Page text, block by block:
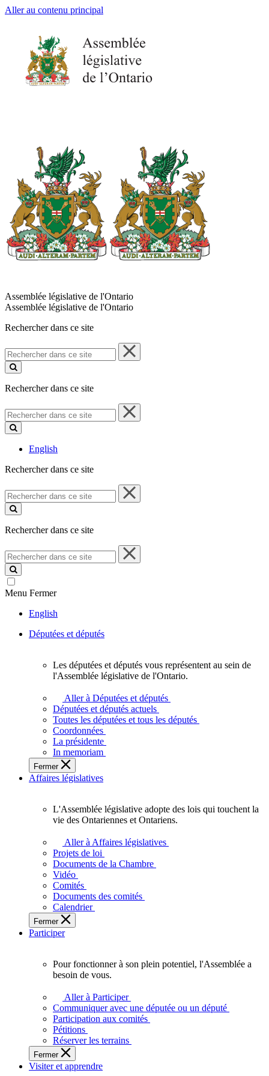
Aller au contenu principal
Assemblée législative de l'Ontario
Assemblée législative de l'Ontario
Rechercher dans ce site
Rechercher
dans
ce
Rechercher dans ce site
Rechercher
dans
ce
English
Rechercher dans ce site
Rechercher
dans
ce
Rechercher dans ce site
Rechercher
dans
ce
site
Menu Fermer
English
Députées et députés
députés
vous
représentent
sein
de
l'Assemblée
législative
l'Ontario.
Les députées et députés vous représentent au sein de
l'Assemblée législative de l'Ontario.
Aller à Députées et députés
Députées et députés actuels
Toutes les députées et tous les députés
Coordonnées
La présidente
In memoriam
Fermer
Affaires législatives
L'Assemblée
adopte
touchent
des
Ontariennes
et
L'Assemblée législative adopte des lois qui touchent la
vie des Ontariennes et Ontariens.
Aller à Affaires législatives
Projets de loi
Documents de la Chambre
Vidéo
Comités
Documents des comités
Calendrier
Fermer
Participer
plein
potentiel,
l'Assemblée
a
besoin
de
Pour fonctionner à son plein potentiel, l'Assemblée a
besoin de vous.
Aller à Participer
Communiquer avec une députée ou un député
Participation aux comités
Pétitions
Réserver les terrains
Fermer
Visiter et apprendre